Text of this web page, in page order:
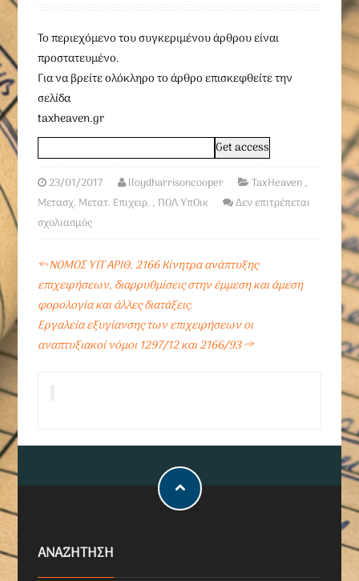
To περιεχόμενο του συγκεριμένου άρθρου είναι
προστατευμένο.
Για να βρείτε ολόκληρο το άρθρο επισκεφθείτε την
σελίδα
taxheaven.gr
23/01/2017 lloydharrisoncooper TaxHeaven,
Μετασχ. Μετατ. Επιχειρ., ΠΟΛ ΥπΟικ
Δεν επιτρέπεται
σχολιασμός
←ΝΟΜΟΣ ΥΠ’ ΑΡΙΘ. 2166 Κίνητρα ανάπτυξης
επιχειρήσεων, διαρρυθμίσεις στην έμμεση και άμεση
φορολογία και άλλες διατάξεις.
Εργαλεία εξυγίανσης των επιχειρήσεων οι
αναπτυξιακοί νόμοι 1297/12 και 2166/93→
ΑΝΑΖΗΤΗΣΗ